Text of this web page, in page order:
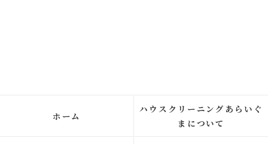
ホーム
ハウスクリーニングあらいぐ
まについて